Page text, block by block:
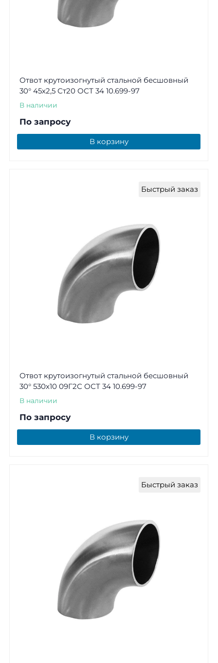
Отвот крутоизогнутый стальной бесшовный
30° 45х2,5 Ст20 ОСТ 34 10.699-97
В наличии
По запросу
В корзину
Быстрый заказ
Отвот крутоизогнутый стальной бесшовный
30° 530х10 09Г2С ОСТ 34 10.699-97
В наличии
По запросу
В корзину
Быстрый заказ